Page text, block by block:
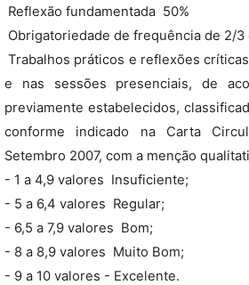
 Reflexão fundamentada  50%
 Obrigatoriedade de frequência de 2/
 Trabalhos práticos e reflexões
e nas sessões presenciais, de
previamente estabelecidos,
conforme indicado na Carta
Setembro 2007, com a menção
- 1 a 4,9 valores  Insuficiente;
- 5 a 6,4 valores  Regular;
- 6,5 a 7,9 valores  Bom;
- 8 a 8,9 valores  Muito Bom;
- 9 a 10 valores - Excelente.